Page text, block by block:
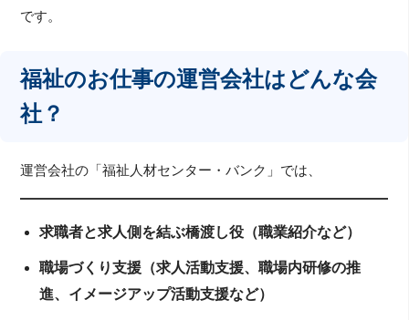
です。
福祉のお仕事の運営会社はどんな会
社？
運営会社の「福祉人材センター・バンク」では、
求職者と求人側を結ぶ橋渡し役（職業紹介など）
職場づくり支援（求人活動支援、職場内研修の推
進、イメージアップ活動支援など）